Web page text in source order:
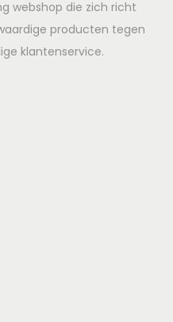
webshop die zich richt
producten tegen
klantenservice.